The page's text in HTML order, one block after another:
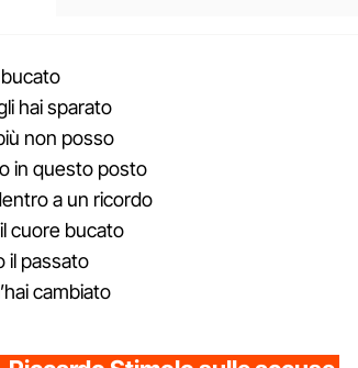
hai sparato
non posso
in questo posto
a un ricordo
cuore bucato
il passato
cambiato